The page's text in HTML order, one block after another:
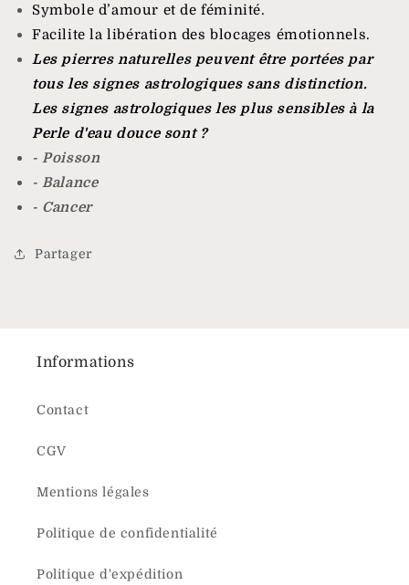
Symbole d’amour et de féminité.
Facilite la libération des blocages émotionnels.
Les pierres naturelles peuvent être portées par
tous les signes astrologiques sans distinction.
Les signes astrologiques les plus sensibles à la
Perle d'eau douce sont ?
- Poisson
- Balance
- Cancer
Partager
Informations
Contact
CGV
Mentions légales
Politique de confidentialité
Politique d'expédition